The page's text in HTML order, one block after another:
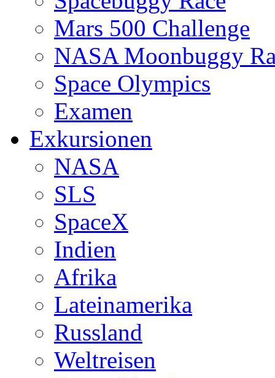
Mars 500 Challenge
NASA Moonbuggy
Space Olympics
Examen
Exkursionen
NASA
SLS
SpaceX
Indien
Afrika
Lateinamerika
Russland
Weltreisen